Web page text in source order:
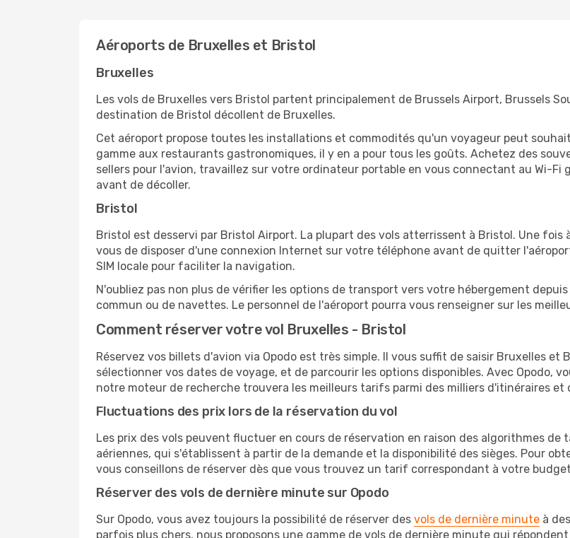
Aéroports de Bruxelles et Bristol
Bruxelles
Les vols de Bruxelles vers Bristol partent principalement de Brussels Airport, Brussels
destination de Bristol décollent de Bruxelles.
Cet aéroport propose toutes les installations et commodités qu'un voyageur peut
gamme aux restaurants gastronomiques, il y en a pour tous les goûts. Achetez des
sellers pour l'avion, travaillez sur votre ordinateur portable en vous connectant au Wi-
avant de décoller.
Bristol
Bristol est desservi par Bristol Airport. La plupart des vols atterrissent à Bristol. Une fois
vous de disposer d'une connexion Internet sur votre téléphone avant de quitter
SIM locale pour faciliter la navigation.
N'oubliez pas non plus de vérifier les options de transport vers votre hébergement
commun ou de navettes. Le personnel de l'aéroport pourra vous renseigner sur les
Comment réserver votre vol Bruxelles - Bristol
Réservez vos billets d'avion via Opodo est très simple. Il vous suffit de saisir Bruxelles
sélectionner vos dates de voyage, et de parcourir les options disponibles. Avec Opodo,
notre moteur de recherche trouvera les meilleurs tarifs parmi des milliers d'itinéraires et
Fluctuations des prix lors de la réservation du vol
Les prix des vols peuvent fluctuer en cours de réservation en raison des algorithmes
aériennes, qui s'établissent à partir de la demande et la disponibilité des sièges. Pour
vous conseillons de réserver dès que vous trouvez un tarif correspondant à votre
Réserver des vols de dernière minute sur Opodo
Sur Opodo, vous avez toujours la possibilité de réserver des vols de dernière minute à
parfois plus chers, nous proposons une gamme de vols de dernière minute qui